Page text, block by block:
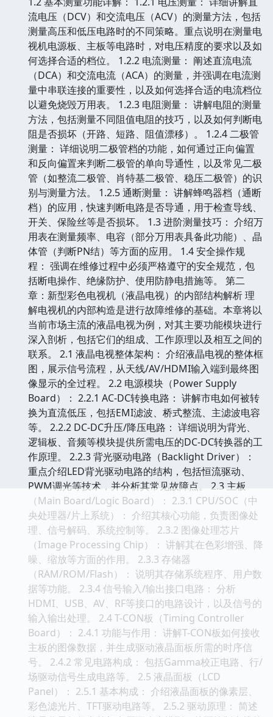
流电压（DCV）和交流电压（ACV）的测量方法，包括
测量高压和低压电路时的不同策略。重点说明在测量电
视机电源板、主板等电路时，对电压精度的要求以及如
何选择合适的档位。 1.2.2 电流测量： 阐述直流电流
（DCA）和交流电流（ACA）的测量，并强调在电流测
量中串联连接的重要性，以及如何选择合适的电流档位
以避免烧毁万用表。 1.2.3 电阻测量： 讲解电阻的测量
方法，包括测量不同阻值电阻的技巧，以及如何判断电
阻是否损坏（开路、短路、阻值漂移）。 1.2.4 二极管
测量： 详细说明二极管档的功能，如何通过正向偏置
和反向偏置来判断二极管的单向导通性，以及常见二极
管（如整流二极管、肖特基二极管、稳压二极管）的识
别与测量方法。 1.2.5 通断测量： 讲解蜂鸣器档（通断
档）的应用，快速判断电路是否导通，用于检查导线、
开关、保险丝等是否损坏。 1.3 进阶测量技巧： 介绍万
用表在测量频率、电容（部分万用表具备此功能）、晶
体管（判断PN结）等方面的应用。 1.4 安全操作规
程： 强调在维修过程中必须严格遵守的安全规范，包
括断电操作、绝缘防护、使用防静电措施等。 第二
章：新型彩色电视机（液晶电视）的内部结构解析 理
解电视机的内部构造是进行故障维修的基础。本章将以
当前市场主流的液晶电视为例，对其主要功能模块进行
深入剖析，包括它们的组成、工作原理以及相互之间的
联系。 2.1 液晶电视整体架构： 介绍液晶电视的整体框
图，展示信号流程，从天线/AV/HDMI输入端到最终图
像显示的全过程。 2.2 电源模块（Power Supply
Board）： 2.2.1 AC-DC转换电路： 讲解市电如何被转
换为直流低压，包括EMI滤波、桥式整流、主滤波电容
等。 2.2.2 DC-DC升压/降压电路： 详细说明为背光、
逻辑板、音频等模块提供所需电压的DC-DC转换器的工
作原理。 2.2.3 背光驱动电路（Backlight Driver）：
重点介绍LED背光驱动电路的结构，包括恒流驱动、
PWM调光等技术，并分析其常见故障点。 2.3 主板
（Main Board/Logic Board）： 2.3.1 CPU/SOC（中
央处理器/片上系统）： 介绍其核心功能，负责图像处
理、信号解码、系统控制等。 2.3.2 图像处理芯片
（Image Processing Chip）： 讲解其在色彩增强、降
噪、缩放等方面的作用。 2.3.3 存储器
（RAM/ROM/Flash）： 说明其存储系统程序、用户数
据等功能。 2.3.4 信号输入/输出接口电路： 分析
HDMI、USB、AV、RF等接口的电路设计，以及信号的
输入输出处理。 2.4 T-CON板（Timing Controller
Board）： 2.4.1 功能与作用： 讲解T-CON板如何接收
主板的图像数据，并生成驱动液晶面板所需的时序信
号。 2.4.2 常见电路构成： 包括Gamma校正电路、行/
场驱动信号生成电路等。 2.5 液晶面板（LCD
Panel）： 2.5.1 基本构成： 介绍液晶面板的像素层、
彩色滤光片、TFT驱动电路等。 2.5.2 驱动原理： 简述